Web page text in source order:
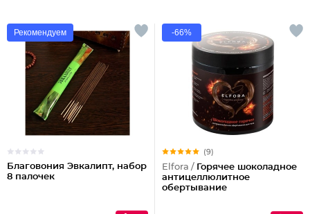
Рекомендуем
Благовония Эвкалипт, набор
8 палочек
-66%
(9)
Elfora / Горячее шоколадное
антицеллюлитное
обертывание